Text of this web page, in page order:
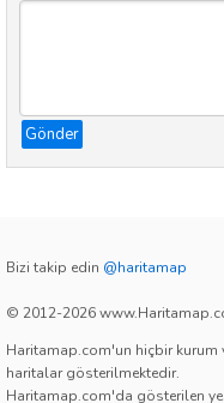
Gönder
Bizi takip edin @haritamap
© 2012-2026
Haritamap.com'un hiçbir
haritalar gösterilmektedir.
Haritamap.com'da gösterilen